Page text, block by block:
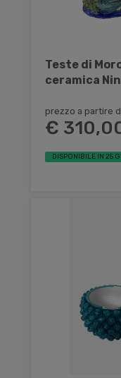
Teste di
ceramica
prezzo a partire
€
DISPONIBILE IN 25